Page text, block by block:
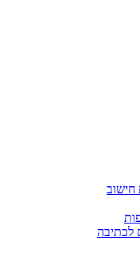
חישוב
לכתיבה